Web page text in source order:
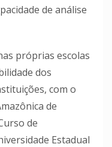
de análise
próprias escolas
dos
com o
de
de
Estadual